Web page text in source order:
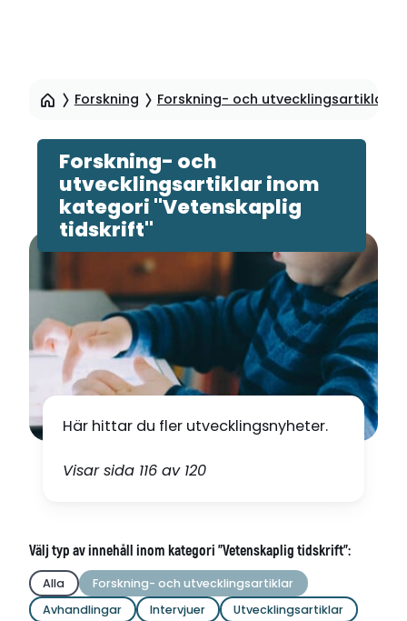
sidinnehåll
Forskning Forskning- och utvecklingsartiklar
Forskning- och
utvecklingsartiklar inom
kategori "Vetenskaplig
tidskrift"
Här hittar du fler utvecklingsnyheter.
Visar sida 116 av 120
Välj typ av innehåll inom kategori "Vetenskaplig tidskrift":
Alla
Forskning- och utvecklingsartiklar
Avhandlingar
Intervjuer Utvecklingsartiklar